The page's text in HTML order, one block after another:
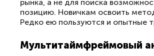
рынка, а не для поиска
позицию. Новичкам освоить
Редко ею пользуются и опытные
Мультитаймфреймовый